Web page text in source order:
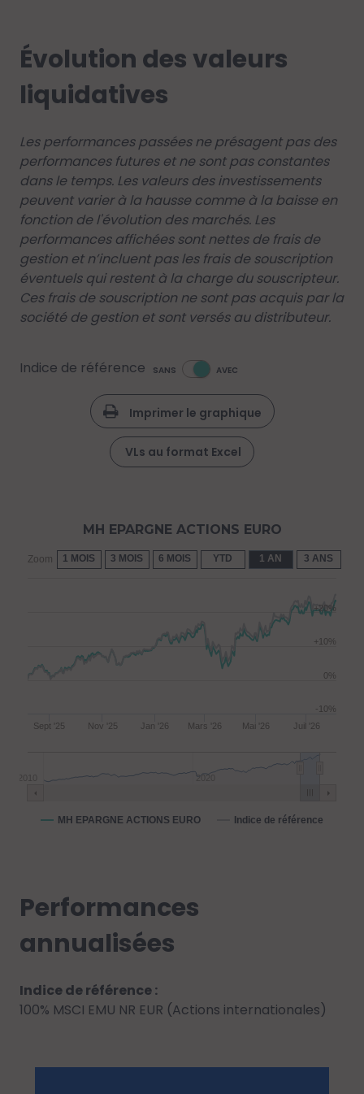
Évolution des valeurs
liquidatives
Les performances passées ne présagent pas des
performances futures et ne sont pas constantes
dans le temps. Les valeurs des investissements
peuvent varier à la hausse comme à la baisse en
fonction de l'évolution des marchés. Les
performances affichées sont nettes de frais de
gestion et n’incluent pas les frais de souscription
éventuels qui restent à la charge du souscripteur.
Ces frais de souscription ne sont pas acquis par la
société de gestion et sont versés au distributeur.
Indice de référence SANS AVEC
Imprimer le graphique
VLs au format Excel
Zoom 1 MOIS 3 MOIS 6 MOIS YTD 1 AN 3 ANS
MH EPARGNE ACTIONS EURO
MH EPARGNE ACTIONS EURO Indice de référence
Sept '25 Nov '25 Jan '26 Mars '26 Mai '26 Juil '26
2020
-10%
0%
+10%
+20%
Performances
annualisées
Indice de référence :
100% MSCI EMU NR EUR (Actions internationales)